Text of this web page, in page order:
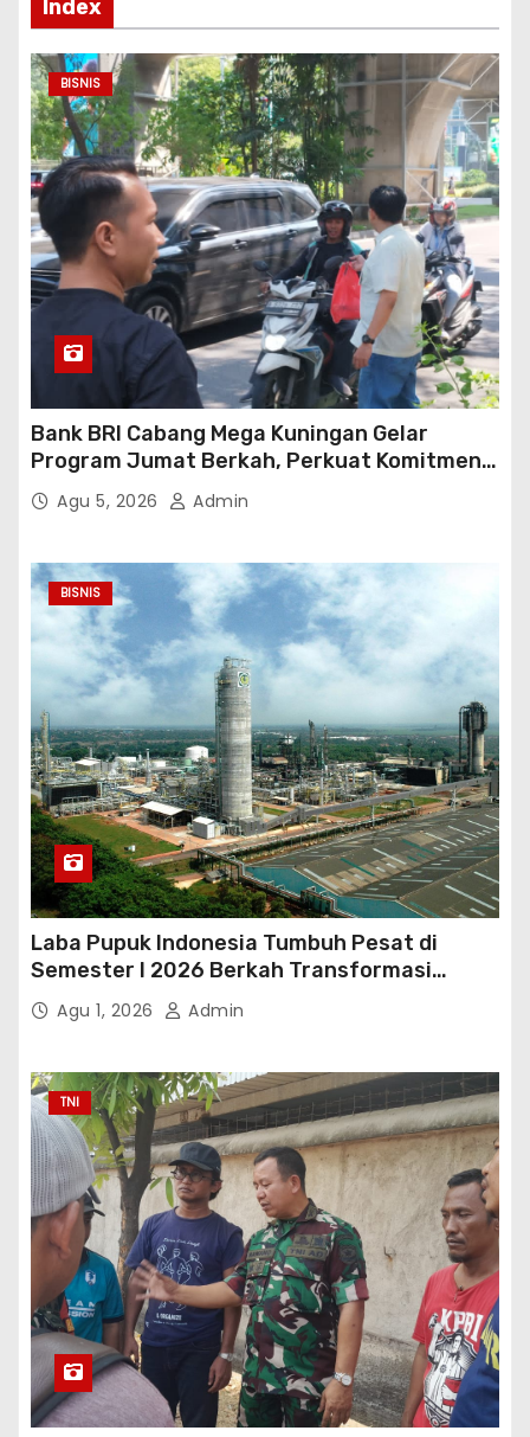
Index
BISNIS
Bank BRI Cabang Mega Kuningan Gelar
Program Jumat Berkah, Perkuat Komitmen
untuk Saling Berbagai Kepada Masyarakat
Sekitar Kawasan Mega Kuningan
Agu 5, 2026 Admin
BISNIS
Laba Pupuk Indonesia Tumbuh Pesat di
Semester I 2026 Berkah Transformasi
Danantara
Agu 1, 2026 Admin
TNI